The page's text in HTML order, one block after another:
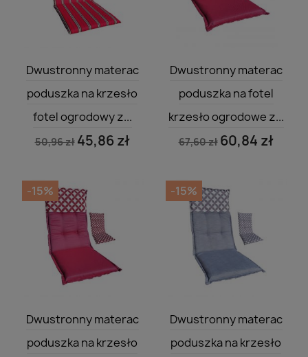
 Szybki podgląd
Dwustronny materac
poduszka na krzesło
fotel ogrodowy z...
50,96 zł 45,86 zł
 Szybki podgląd
Dwustronny materac
poduszka na fotel
krzesło ogrodowe z...
67,60 zł 60,84 zł
Dwustronny materac
poduszka na krzesło
-15%
Dwustronny materac
poduszka na krzesło
-15%